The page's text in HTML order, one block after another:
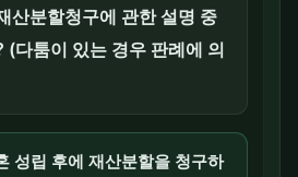
산분할청구에 관한 설명 중
(다툼이 있는 경우 판례에 의
성립 후에 재산분할을 청구하